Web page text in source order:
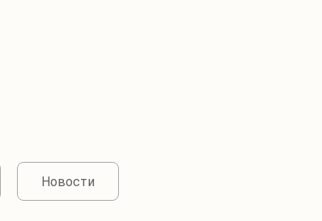
Новости